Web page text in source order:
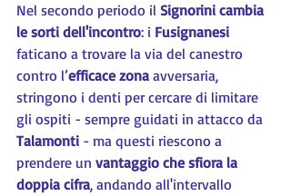
Nel secondo periodo il Signorini cambia
le sorti dell'incontro: i Fusignanesi
faticano a trovare la via del canestro
contro l’efficace zona avversaria,
stringono i denti per cercare di limitare
gli ospiti - sempre guidati in attacco da
Talamonti - ma questi riescono a
prendere un vantaggio che sfiora la
doppia cifra, andando all'intervallo